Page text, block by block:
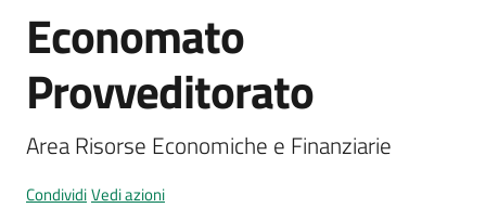
Novità
Servizi
Vivere
Formigine
Salta al contenuto
Economato
Provveditorato
Area Risorse Economiche e Finanziarie
CondividiVedi azioni